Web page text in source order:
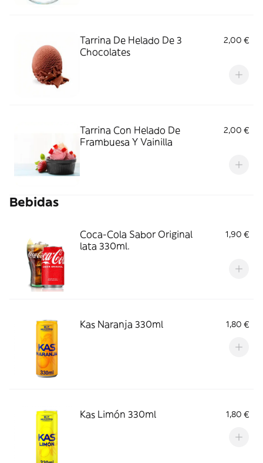
Tarrina De Helado De 3
Chocolates
2,00 €
Tarrina Con Helado De
Frambuesa Y Vainilla
2,00 €
Bebidas
Coca-Cola Sabor Original
lata 330ml.
1,90 €
Kas Naranja 330ml 1,80 €
Kas Limón 330ml 1,80 €